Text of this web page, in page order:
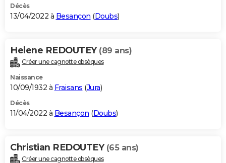
Décès
13/04/2022 à Besançon (Doubs)
Helene REDOUTEY (89 ans)
Créer une cagnotte obsèques
Naissance
10/09/1932 à Fraisans (Jura)
Décès
11/04/2022 à Besançon (Doubs)
Christian REDOUTEY (65 ans)
Créer une cagnotte obsèques